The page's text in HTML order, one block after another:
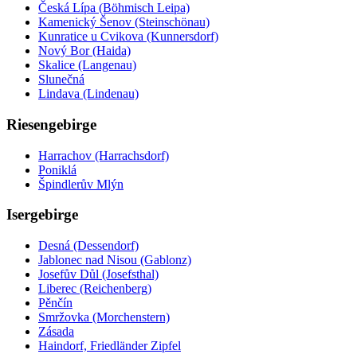
Česká Lípa (Böhmisch Leipa)
Kamenický Šenov (Steinschönau)
Kunratice u Cvikova (Kunnersdorf)
Nový Bor (Haida)
Skalice (Langenau)
Slunečná
Lindava (Lindenau)
Riesengebirge
Harrachov (Harrachsdorf)
Poniklá
Špindlerův Mlýn
Isergebirge
Desná (Dessendorf)
Jablonec nad Nisou (Gablonz)
Josefův Důl (Josefsthal)
Liberec (Reichenberg)
Pěnčín
Smržovka (Morchenstern)
Zásada
Haindorf, Friedländer Zipfel